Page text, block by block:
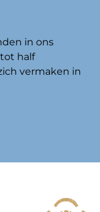
in ons
half
vermaken in